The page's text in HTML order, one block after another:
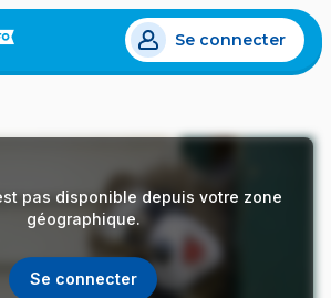
Se connecter
pas disponible depuis votre zone
géographique.
Se connecter